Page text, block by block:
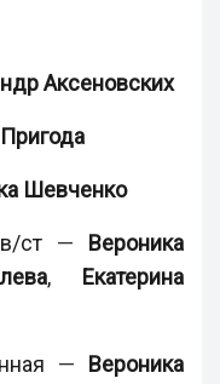
Аксеновских
Шевченко
ст — Вероника
, Екатерина
— Вероника